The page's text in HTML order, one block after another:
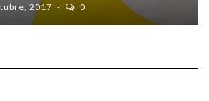
2017 0